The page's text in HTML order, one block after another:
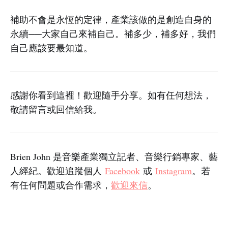
補助不會是永恆的定律，產業該做的是創造自身的
永續──大家自己來補自己。補多少，補多好，我們
自己應該要最知道。
感謝你看到這裡！歡迎隨手分享。如有任何想法，
敬請留言或回信給我。
Brien John 是音樂產業獨立記者、音樂行銷專家、藝
人經紀。歡迎追蹤個人 Facebook 或 Instagram。若
有任何問題或合作需求， 歡迎來信。